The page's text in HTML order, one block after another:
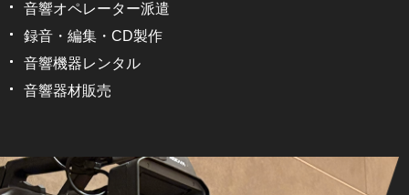
音響オペレーター派遣
録音・編集・CD製作
音響機器レンタル
音響器材販売